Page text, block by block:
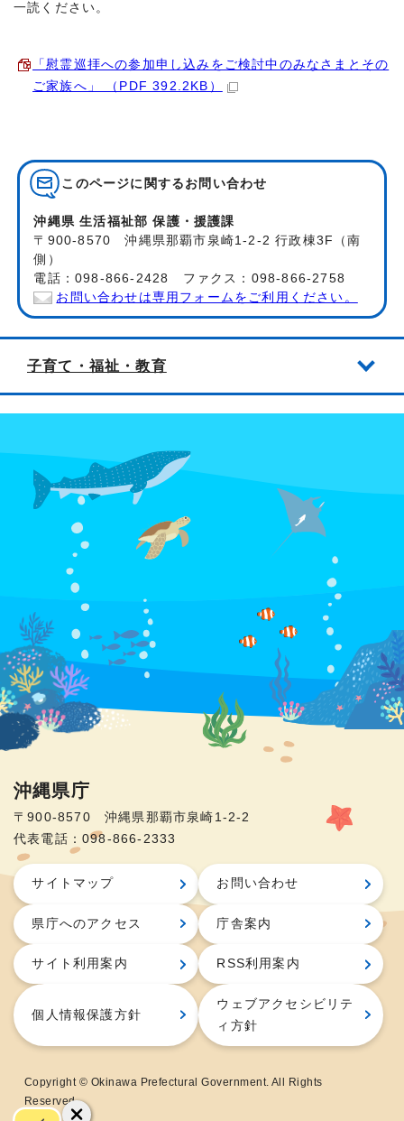
一読ください。
「慰霊巡拝への参加申し込みをご検討中のみなさまとその
ご家族へ」 （PDF 392.2KB）
このページに関する お問い合わせ
沖縄県 生活福祉部 保護・援護課
〒900-8570 沖縄県那覇市泉崎1-2-2 行政棟3F（南
側）
電話：098-866-2428 ファクス：098-866-2758
お問い合わせは専用フォームをご利用ください。
子育て・福祉・教育
沖縄県庁
〒900-8570 沖縄県那覇市泉崎1-2-2
代表電話：098-866-2333
サイトマップ お問い合わせ
県庁へのアクセス 庁舎案内
サイト利用案内 RSS利用案内
個人情報保護方針
ウェブアクセシビリテ
ィ方針
Copyright © Okinawa Prefectural Government. All Rights
Reserved.